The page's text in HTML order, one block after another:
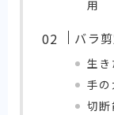
用
バラ
生
手
切